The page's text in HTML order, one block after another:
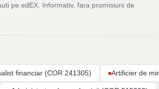
pe edEX. Informativ, fara promisiuni de
financiar (COR 241305) Artificier de